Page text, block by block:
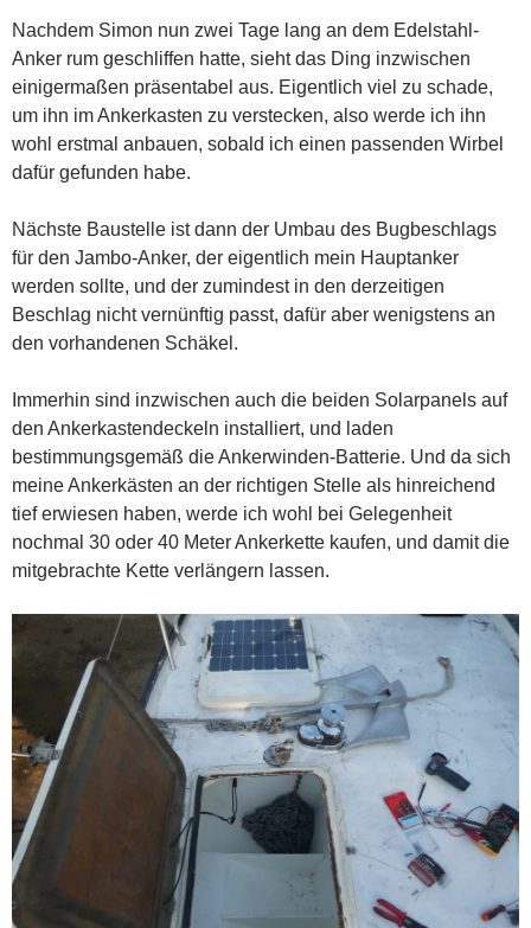
Nachdem Simon nun zwei Tage lang an dem Edelstahl-
Anker rum geschliffen hatte, sieht das Ding inzwischen
einigermaßen präsentabel aus. Eigentlich viel zu schade,
um ihn im Ankerkasten zu verstecken, also werde ich ihn
wohl erstmal anbauen, sobald ich einen passenden Wirbel
dafür gefunden habe.
Nächste Baustelle ist dann der Umbau des Bugbeschlags
für den Jambo-Anker, der eigentlich mein Hauptanker
werden sollte, und der zumindest in den derzeitigen
Beschlag nicht vernünftig passt, dafür aber wenigstens an
den vorhandenen Schäkel.
Immerhin sind inzwischen auch die beiden Solarpanels auf
den Ankerkastendeckeln installiert, und laden
bestimmungsgemäß die Ankerwinden-Batterie. Und da sich
meine Ankerkästen an der richtigen Stelle als hinreichend
tief erwiesen haben, werde ich wohl bei Gelegenheit
nochmal 30 oder 40 Meter Ankerkette kaufen, und damit die
mitgebrachte Kette verlängern lassen.